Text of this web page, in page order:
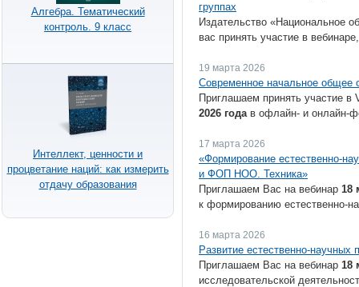
Алгебра. Тематический
контроль. 9 класс
Интеллект, ценности и
процветание наций: как измерить
отдачу образования
группах
Издательство «Национальное
вас принять участие в
19 марта 2026
Современное начальное общее
Приглашаем принять участие в
2026 годав офлайн- и онлайн-
17 марта 2026
«Формирование естественно-
и ФОП НОО. Техника»
Приглашаем Вас на вебинар 18
к формированию естественно-
16 марта 2026
Развитие естественно-
Приглашаем Вас на вебинар 18
исследовательской